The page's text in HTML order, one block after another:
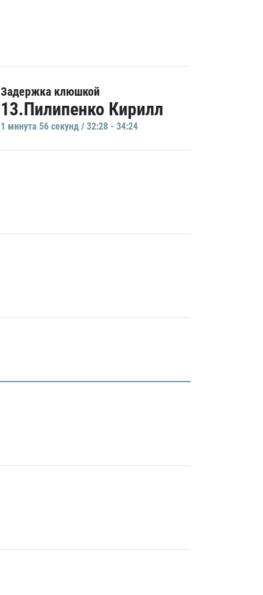
Задержка клюшкой
13.Пилипенко Кирилл
1 минутa 56 секунд / 32:28 - 34:24